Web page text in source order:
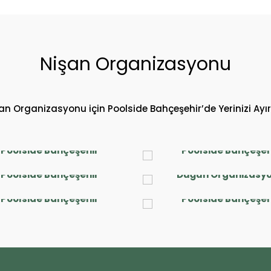
Nişan Organizasyonu
Organizasyonu için Poolside Bahçeşehir’de Yerinizi